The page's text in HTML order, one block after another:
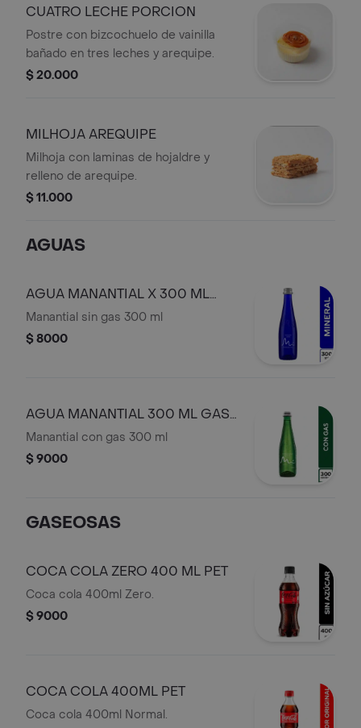
CUATRO LECHE PORCION
Postre con bizcochuelo de vainilla
bañado en tres leches y arequipe.
$ 20.000
MILHOJA AREQUIPE
Milhoja con laminas de hojaldre y
relleno de arequipe.
$ 11.000
AGUAS
AGUA MANANTIAL X 300 ML
VIDRIO
Manantial sin gas 300 ml
$ 8000
AGUA MANANTIAL 300 ML GAS
VIDRIO
Manantial con gas 300 ml
$ 9000
GASEOSAS
COCA COLA ZERO 400 ML PET
Coca cola 400ml Zero.
$ 9000
COCA COLA 400ML PET
Coca cola 400ml Normal.